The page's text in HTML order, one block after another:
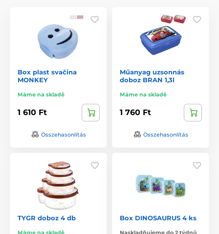
Box plast svačina
MONKEY
Máme na skladě
1 610 Ft
Összehasonlítás
Műanyag uzsonnás
doboz BRAN 1,3l
Máme na skladě
1 760 Ft
Összehasonlítás
TYGR doboz 4 db
Máme na skladě
Box DINOSAURUS 4 ks
Naskladňujeme do 2 týdnů